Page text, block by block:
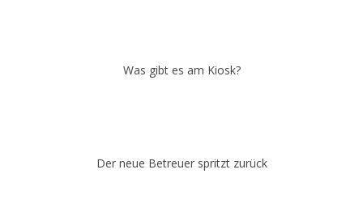
Was gibt es am Kiosk?
Der neue Betreuer spritzt zurück